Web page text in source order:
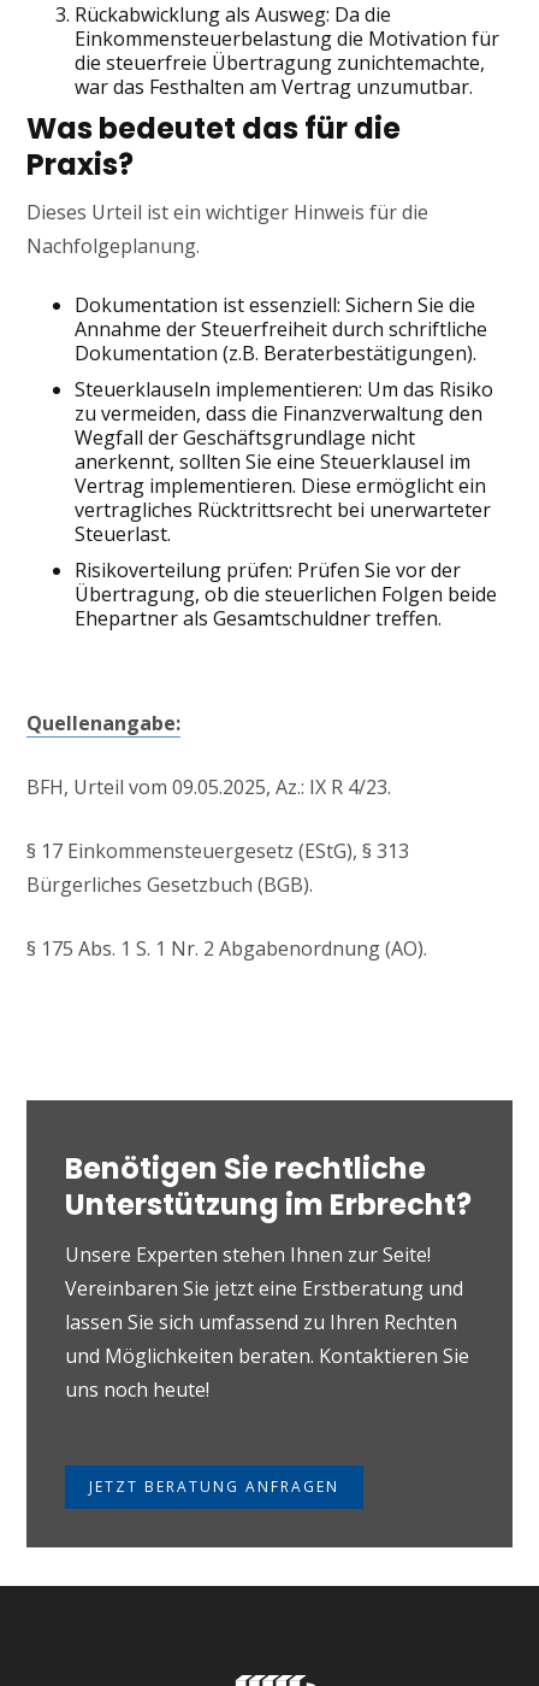
Rückabwicklung als Ausweg: Da die
Einkommensteuerbelastung die Motivation für
die steuerfreie Übertragung zunichtemachte,
war das Festhalten am Vertrag unzumutbar.
Was bedeutet das für die
Praxis?
Dieses Urteil ist ein wichtiger Hinweis für die
Nachfolgeplanung.
Dokumentation ist essenziell: Sichern Sie die
Annahme der Steuerfreiheit durch schriftliche
Dokumentation (z.B. Beraterbestätigungen).
Steuerklauseln implementieren: Um das Risiko
zu vermeiden, dass die Finanzverwaltung den
Wegfall der Geschäftsgrundlage nicht
anerkennt, sollten Sie eine Steuerklausel im
Vertrag implementieren. Diese ermöglicht ein
vertragliches Rücktrittsrecht bei unerwarteter
Steuerlast.
Risikoverteilung prüfen: Prüfen Sie vor der
Übertragung, ob die steuerlichen Folgen beide
Ehepartner als Gesamtschuldner treffen.
Quellenangabe:
BFH, Urteil vom 09.05.2025, Az.: IX R 4/23.
§ 17 Einkommensteuergesetz (EStG), § 313
Bürgerliches Gesetzbuch (BGB).
§ 175 Abs. 1 S. 1 Nr. 2 Abgabenordnung (AO).
Benötigen Sie rechtliche
Unterstützung im Erbrecht?
Unsere Experten stehen Ihnen zur Seite!
Vereinbaren Sie jetzt eine Erstberatung und
lassen Sie sich umfassend zu Ihren Rechten
und Möglichkeiten beraten. Kontaktieren Sie
uns noch heute!
JETZT BERATUNG ANFRAGEN